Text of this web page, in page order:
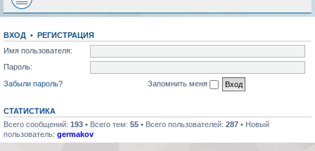
ВХОД • РЕГИСТРАЦИЯ
Имя пользователя:
Пароль:
Забыли пароль?
Запомнить меня
СТАТИСТИКА
Всего сообщений: 193 • Всего тем: 55 • Всего пользователей: 287 • Новый
пользователь: germakov